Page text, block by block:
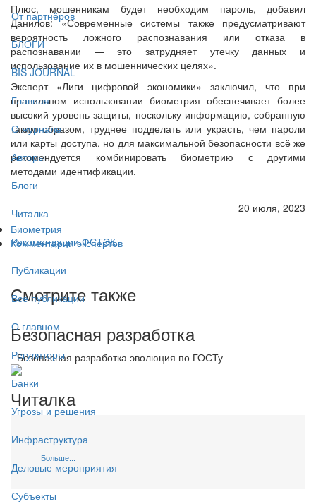
От партнёров
БЛОГИ
BIS JOURNAL
Главная
О журнале
Авторы
Блоги
Читалка
Рекомендации ФСТЭК
Публикации
Все публикации
О главном
Регуляторы
Банки
Угрозы и решения
Инфраструктура
Деловые мероприятия
Субъекты
Плюс, мошенникам будет необходим пароль, добавил
Данилов: «Современные системы также предусматривают
вероятность ложного распознавания или отказа в
распознавании — это затрудняет утечку данных и
использование их в мошеннических целях».
Эксперт «Лиги цифровой экономики» заключил, что при
правильном использовании биометрия обеспечивает более
высокий уровень защиты, поскольку информацию, собранную
таким образом, труднее подделать или украсть, чем пароли
или карты доступа, но для максимальной безопасности всё же
рекомендуется комбинировать биометрию с другими
методами идентификации.
20 июля, 2023
Биометрия
Комментарии экспертов
Смотрите также
Безопасная разработка
- Безопасная разработка эволюция по ГОСТу -
Читалка
Больше...